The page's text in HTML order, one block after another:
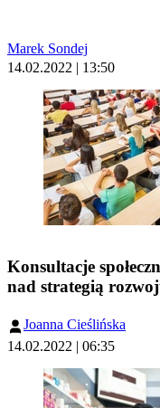
Marek Sondej
14.02.2022 | 13:50
Konsultacje
nad strategią
Joanna Cieślińska
14.02.2022 | 06:35